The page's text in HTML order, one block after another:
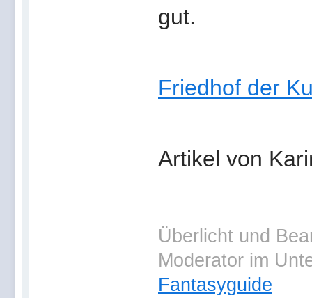
gut.
Friedhof der
Artikel von
Überlicht und
Moderator im
Fantasyguide